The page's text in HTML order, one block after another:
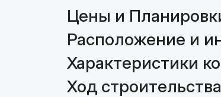
Цены и
Расположение и
Характеристики
Ход